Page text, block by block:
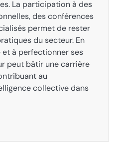
La participation à des
des conférences
permet de rester
du secteur. En
à perfectionner ses
peut bâtir une carrière
au
collective dans